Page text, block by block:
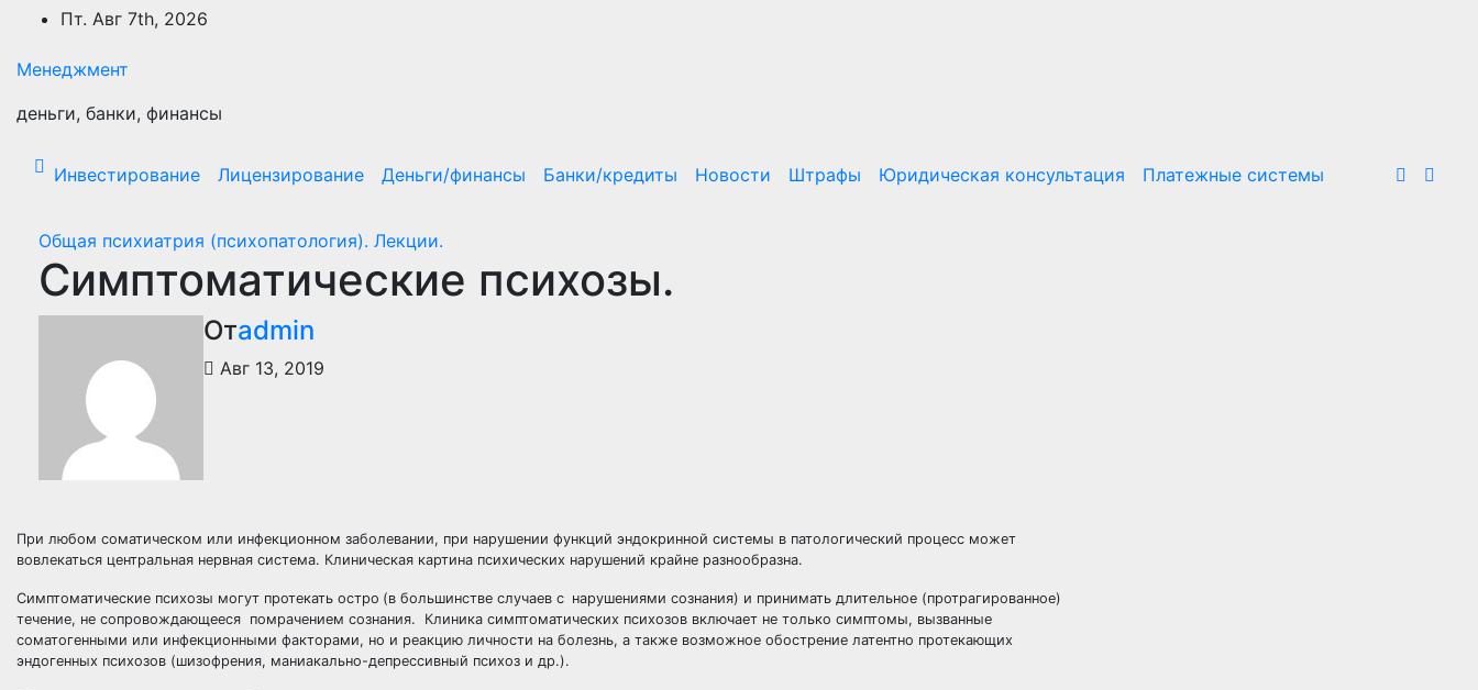
Перейти
содержимому
Пт. Авг 7th, 2026
Менеджмент
деньги, банки, финансы
Инвестирование Лицензирование Деньги/финансы Банки/кредиты Новости Штрафы Юридическая консультация Платежные системы
Общая психиатрия (психопатология). Лекции.
Симптоматические психозы.
Отadmin
Авг 13, 2019
При любом соматическом или инфекционном заболевании, при нарушении функций эндокринной системы в патологический процесс может
вовлекаться центральная нервная система. Клиническая картина психических нарушений крайне разнообразна.
Симптоматические психозы могут протекать остро (в большинстве случаев с нарушениями сознания) и принимать длительное (протрагированное)
течение, не сопровождающееся помрачением сознания. Клиника симптоматических психозов включает не только симптомы, вызванные
соматогенными или инфекционными факторами, но и реакцию личности на болезнь, а также возможное обострение латентно протекающих
эндогенных психозов (шизофрения, маниакально-депрессивный психоз и др.).